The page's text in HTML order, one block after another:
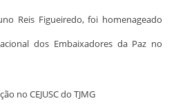
Reis Figueiredo, foi homenageado
dos Embaixadores da Paz no
no CEJUSC do TJMG